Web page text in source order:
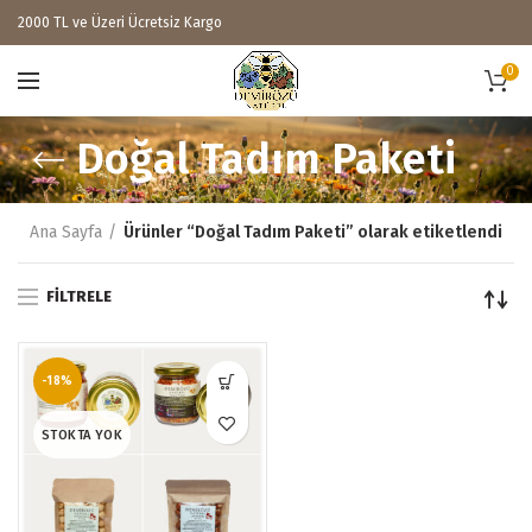
2000 TL ve Üzeri Ücretsiz Kargo
0
Doğal Tadım Paketi
Ana Sayfa Ürünler “Doğal Tadım Paketi” olarak etiketlendi
FILTRELE
-18%
STOKTA YOK